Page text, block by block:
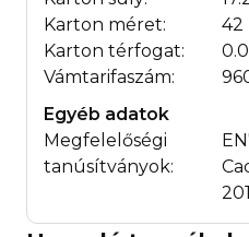
Karton méret:
42
Karton térfogat:
Vámtarifaszám:
Egyéb adatok
Megfelelőségi
tanúsítványok: